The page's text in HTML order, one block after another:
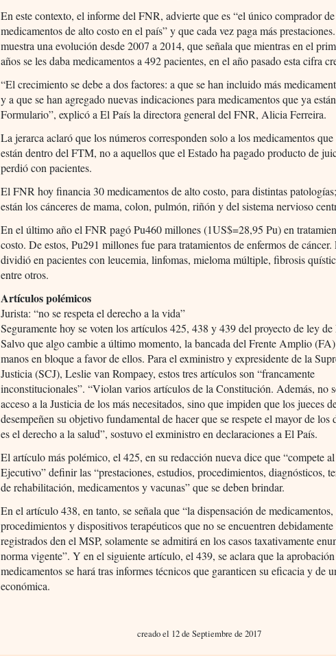
En este contexto, el informe del FNR, advierte que es “el único comprador de
medicamentos de alto costo en el país” y que cada vez paga más
muestra una evolución desde 2007 a 2014, que señala que mientras en el
años se les daba medicamentos a 492 pacientes, en el año pasado esta cifra
“El crecimiento se debe a dos factores: a que se han incluido más
y a que se han agregado nuevas indicaciones para medicamentos que ya
Formulario”, explicó a El País la directora general del FNR, Alicia Ferreira.
La jerarca aclaró que los números corresponden solo a los medicamentos
están dentro del FTM, no a aquellos que el Estado ha pagado producto de
perdió con pacientes.
El FNR hoy financia 30 medicamentos de alto costo, para distintas
están los cánceres de mama, colon, pulmón, riñón y del sistema nervioso
En el último año el FNR pagó Pu460 millones (1US$=28,95 Pu) en
costo. De estos, Pu291 millones fue para tratamientos de enfermos de cáncer.
dividió en pacientes con leucemia, linfomas, mieloma múltiple, fibrosis
entre otros.
Artículos polémicos
Jurista: “no se respeta el derecho a la vida”
Seguramente hoy se voten los artículos 425, 438 y 439 del proyecto de ley de
Salvo que algo cambie a último momento, la bancada del Frente Amplio
manos en bloque a favor de ellos. Para el exministro y expresidente de la
Justicia (SCJ), Leslie van Rompaey, estos tres artículos son “francamente
inconstitucionales”. “Violan varios artículos de la Constitución. Además, no
acceso a la Justicia de los más necesitados, sino que impiden que los jueces
desempeñen su objetivo fundamental de hacer que se respete el mayor de los
es el derecho a la salud”, sostuvo el exministro en declaraciones a El País.
El artículo más polémico, el 425, en su redacción nueva dice que “compete
Ejecutivo” definir las “prestaciones, estudios, procedimientos, diagnósticos,
de rehabilitación, medicamentos y vacunas” que se deben brindar.
En el artículo 438, en tanto, se señala que “la dispensación de medicamentos,
procedimientos y dispositivos terapéuticos que no se encuentren
registrados den el MSP, solamente se admitirá en los casos taxativamente
norma vigente”. Y en el siguiente artículo, el 439, se aclara que la
medicamentos se hará tras informes técnicos que garanticen su eficacia y de
económica.
creado el 12 de Septiembre de 2017